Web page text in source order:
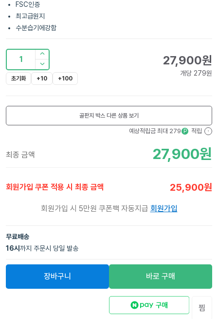
FSC인증
최고급원지
수분습기에강함
1
초기화 +10 +100
27,900원
개당 279원
골판지 박스 다른 상품 보기
예상적립금 최대 279 P 적립 ?
최종 금액 27,900원
회원가입 쿠폰 적용 시 최종 금액 25,900원
회원가입 시 5만원 쿠폰팩 자동지급 회원가입
무료배송
16시 까지 주문시 당일 발송
장바구니 바로 구매
찜